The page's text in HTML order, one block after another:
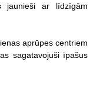
jaunieši ar līdzīgām
aprūpes centriem
sagatavojuši īpašus